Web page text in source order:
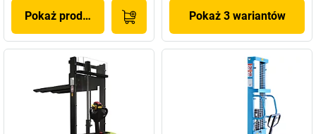
Pokaż produkt Pokaż 3 wariantów